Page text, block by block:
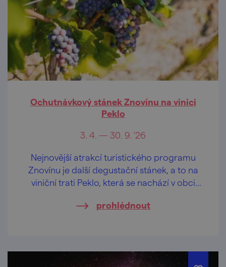
Ochutnávkový stánek Znovínu na vinici
Peklo
3. 4. — 30. 9. '26
Nejnovější atrakcí turistického programu
Znovínu je další degustační stánek, a to na
viniční trati Peklo, která se nachází v obci
prohlédnout